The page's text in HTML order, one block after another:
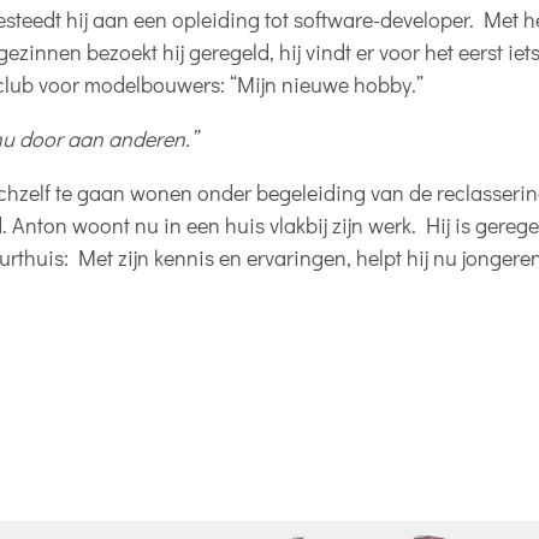
hij aan een opleiding tot software-developer. Met
bezoekt hij geregeld, hij vindt er voor het eerst
voor modelbouwers: “Mijn nieuwe hobby.”
door aan anderen.”
te gaan wonen onder begeleiding van de
woont nu in een huis vlakbij zijn werk. Hij is
Met zijn kennis en ervaringen, helpt hij nu